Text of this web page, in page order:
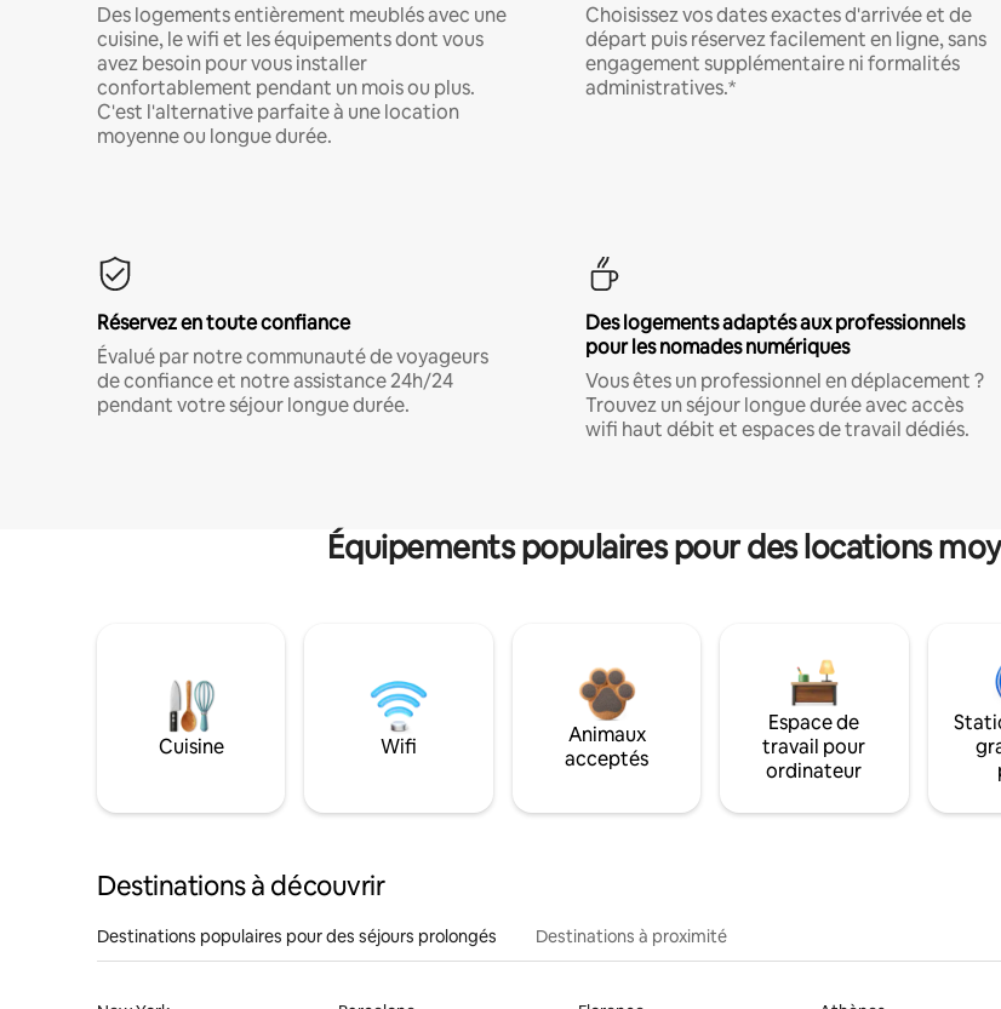
Des logements entièrement meublés avec une
cuisine, le wifi et les équipements dont vous
avez besoin pour vous installer
confortablement pendant un mois ou plus.
C'est l'alternative parfaite à une location
moyenne ou longue durée.
Choisissez vos dates exactes d'arrivée et de
départ puis réservez facilement en ligne, sans
engagement supplémentaire ni formalités
administratives.*
Réservez en toute confiance
Évalué par notre communauté de voyageurs
de confiance et notre assistance 24h/24
pendant votre séjour longue durée.
Des logements adaptés aux professionnels
pour les nomades numériques
Vous êtes un professionnel en déplacement ?
Trouvez un séjour longue durée avec accès
wifi haut débit et espaces de travail dédiés.
Équipements populaires pour des locations
Cuisine Wifi
Animaux
acceptés
Espace de
travail pour
ordinateur
Destinations à découvrir
Destinations populaires pour des séjours prolongés Destinations à proximité